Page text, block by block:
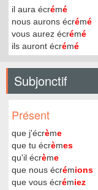
il aura écrémé
nous aurons écrémé
vous aurez écrémé
ils auront écrémé
Subjonctif
Présent
que j'écrème
que tu écrèmes
qu'il écrème
que nous écrémions
que vous écrémiez